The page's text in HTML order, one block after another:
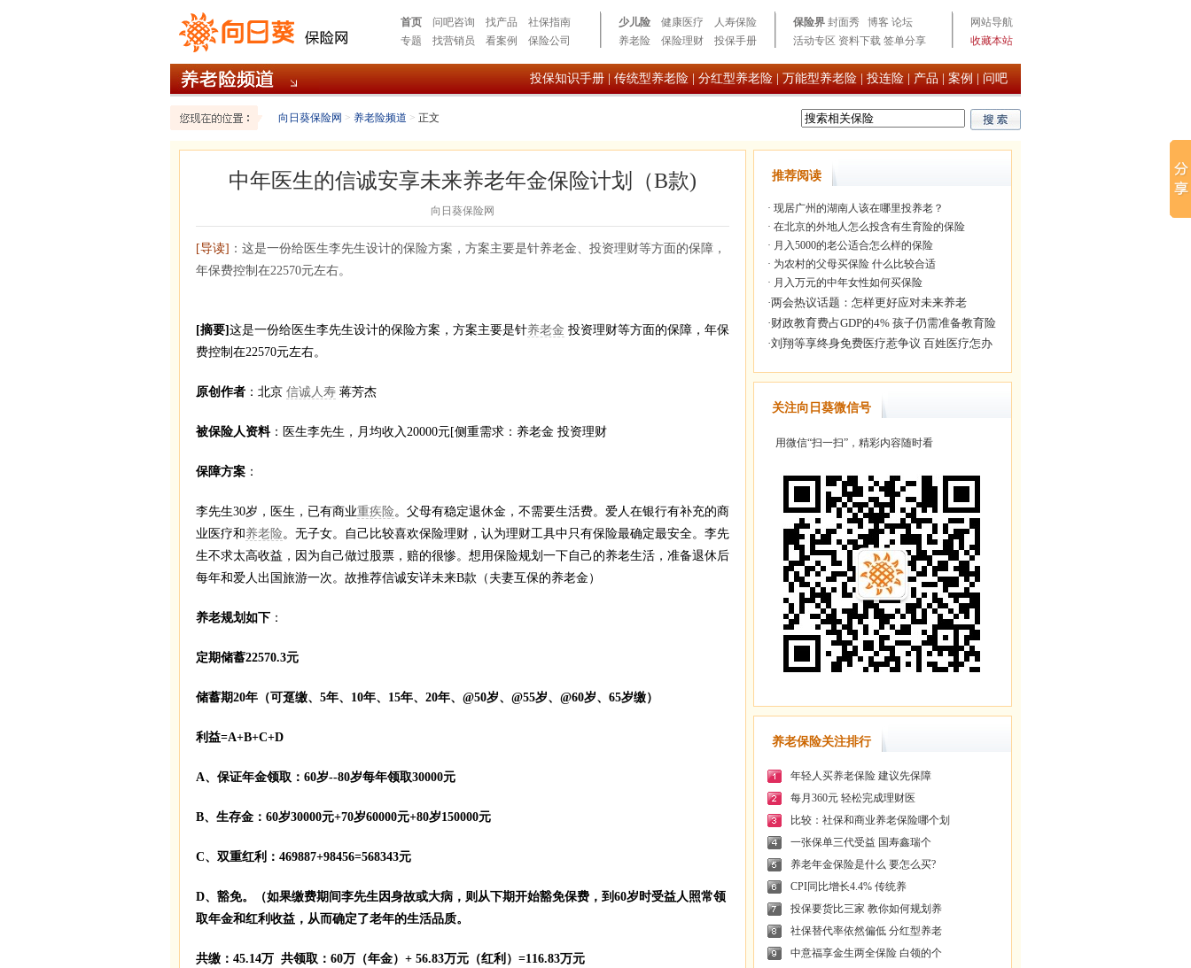
首页 问吧咨询 找产品
社保指南
专题
找营销员 看案例 保险公司
少儿险 健康医疗
人寿保险
养老险
保险理财 投保手册
保险界 封面秀 博客 论坛
活动专区 资料下载 签单分享
网站导航
收藏本站
投保知识手册 传统型养老险 分红型养老险 万能型养老险 投连险 产品 案例 问吧
向日葵保险网 > 养老险频道 > 正文
中年医生的信诚安享未来养老年金保险计划（B款)
向日葵保险网
[导读] ：这是一份给医生李先生设计的保险方案，方案主要是针养老金、投资理财等方面的保障，
年保费控制在22570元左右。
[摘要] 这是一份给医生李先生设计的保险方案，方案主要是针养老金 投资理财等方面的保障，年保
费控制在22570元左右。
原创作者 ：北京 信诚人寿 蒋芳杰
被保险人资料：医生李先生，月均收入20000元[侧重需求：养老金 投资理财
保障方案 ：
李先生30岁，医生，已有商业重疾险。父母有稳定退休金，不需要生活费。爱人在银行有补充的商
业医疗和 养老险。无子女。自己比较喜欢保险理财，认为理财工具中只有保险最确定最安全。李先
生不求太高收益，因为自己做过股票，赔的很惨。想用保险规划一下自己的养老生活，准备退休后
每年和爱人出国旅游一次。故推荐信诚安详未来B款（夫妻互保的养老金）
养老规划如下 ：
定期储蓄22570.3元
储蓄期20年（可趸缴、5年、10年、15年、20年、@50岁、@55岁、@60岁、65岁缴）
利益=A+B+C+D
A、保证年金领取：60岁--80岁每年领取30000元
B、生存金：60岁30000元+70岁60000元+80岁150000元
C、双重红利：469887+98456=568343元
D、豁免。（如果缴费期间李先生因身故或大病，则从下期开始豁免保费，到60岁时受益人照常领
取年金和红利收益，从而确定了老年的生活品质。
共缴：45.14万 共领取：60万（年金）+ 56.83万元（红利）=116.83万元
推荐阅读
· 现居广州的湖南人该在哪里投养老？
· 在北京的外地人怎么投含有生育险的保险
· 月入5000的老公适合怎么样的保险
· 为农村的父母买保险 什么比较合适
· 月入万元的中年女性如何买保险
关注向日葵微信号
用微信“扫一扫”，精彩内容随时看
养老保险关注排行
年轻人买养老保险 建议先保障
每月360元 轻松完成理财医
比较：社保和商业养老保险哪个划
一张保单三代受益 国寿鑫瑞个
养老年金保险是什么 要怎么买?
CPI同比增长4.4% 传统养
投保要货比三家 教你如何规划养
社保替代率依然偏低 分红型养老
中意福享金生两全保险 白领的个